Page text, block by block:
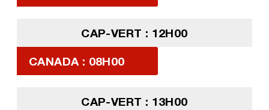
CAP-VERT : 12H00
CANADA : 08H00
CAP-VERT : 13H00